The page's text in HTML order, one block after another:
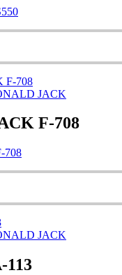
JACK
F-708
708
JACK
113